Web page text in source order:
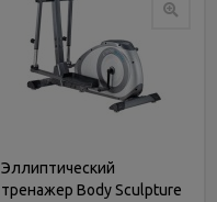
Эллиптический
тренажер Body Sculpture